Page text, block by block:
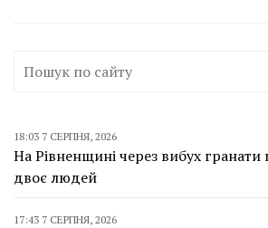
18:03 7 СЕРПНЯ, 2026
На Рівненщині через вибух
двоє людей
17:43 7 СЕРПНЯ, 2026